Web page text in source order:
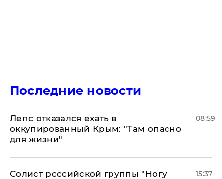
Последние новости
Лепс отказался ехать в
оккупированный Крым: "Там опасно
для жизни"
08:59
Солист российской группы "Ногу 15:37